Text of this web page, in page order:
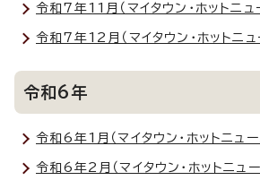
令和7年11月（マイタウン・ホットニュ
令和7年12月（マイタウン・ホットニュ
令和6年
令和6年1月（マイタウン・ホットニュー
令和6年2月（マイタウン・ホットニュ